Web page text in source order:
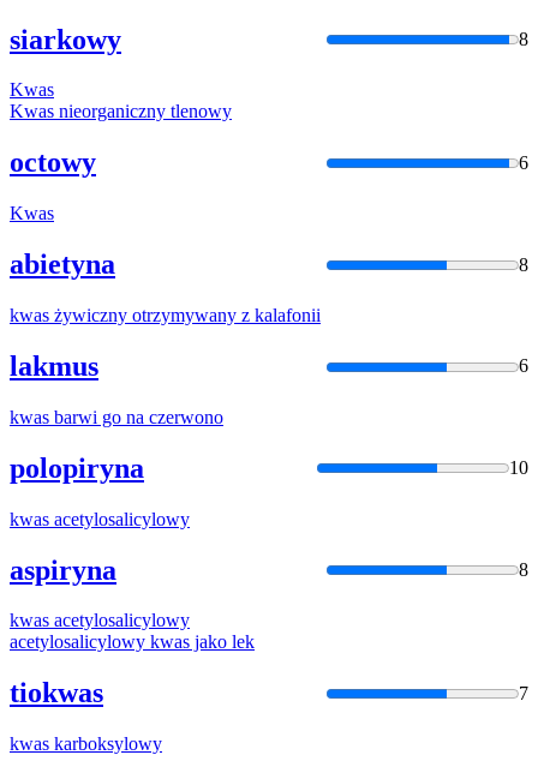
siarkowy 8
Kwas
Kwas nieorganiczny tlenowy
octowy 6
Kwas
abietyna 8
kwas żywiczny otrzymywany z kalafonii
lakmus 6
kwas barwi go na czerwono
polopiryna 10
kwas acetylosalicylowy
aspiryna 8
kwas acetylosalicylowy
acetylosalicylowy kwas jako lek
tiokwas 7
kwas karboksylowy